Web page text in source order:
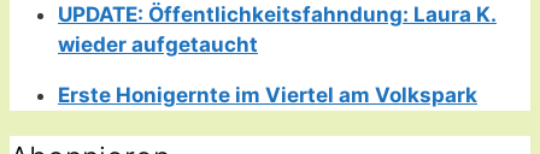
UPDATE: Öffentlichkeitsfahndung: Laura K.
wieder aufgetaucht
Erste Honigernte im Viertel am Volkspark